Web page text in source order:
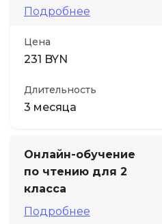
Подробнее
Цена
231 BYN
Длительность
3 месяца
Онлайн-обучение
по чтению для 2
класса
Подробнее